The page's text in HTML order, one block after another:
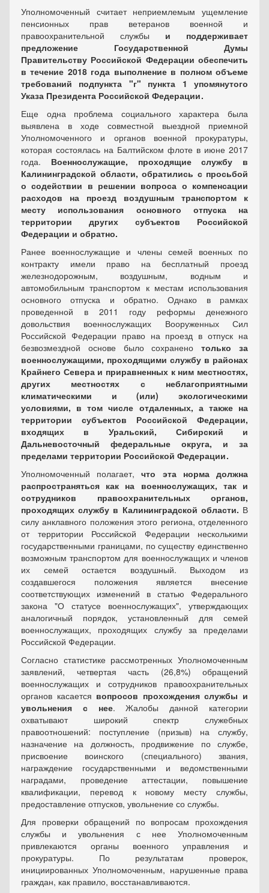
Уполномоченный считает неприемлемым ущемление
пенсионных прав ветеранов военной и
правоохранительной службы и поддерживает
предложение Государственной Думы
Правительству Российской Федерации обеспечить
в течение 2018 года выполнение в полном объеме
требований подпункта "г" пункта 1 упомянутого
Указа Президента Российской Федерации .
Еще одна проблема социального характера была
выявлена в ходе совместной выездной приемной
Уполномоченного и органов военной прокуратуры,
которая состоялась на Балтийском флоте в июне 2017
года. Военнослужащие, проходящие службу в
Калининградской области, обратились с просьбой
о содействии в решении вопроса о компенсации
расходов на проезд воздушным транспортом к
месту использования основного отпуска на
территории других субъектов Российской
Федерации и обратно.
Ранее военнослужащие и члены семей военных по
контракту имели право на бесплатный проезд
железнодорожным, воздушным, водным и
автомобильным транспортом к местам использования
основного отпуска и обратно. Однако в рамках
проведенной в 2011 году реформы денежного
довольствия военнослужащих Вооруженных Сил
Российской Федерации право на проезд в отпуск на
безвозмездной основе было сохраненотолько за
военнослужащими, проходящими службу в районах
Крайнего Севера и приравненных к ним местностях,
других местностях с неблагоприятными
климатическими и (или) экологическими
условиями, в том числе отдаленных, а также на
территории субъектов Российской Федерации,
входящих в Уральский, Сибирский и
Дальневосточный федеральные округа, и за
пределами территории Российской Федерации .
Уполномоченный полагает,что эта норма должна
распространяться как на военнослужащих, так и
сотрудников правоохранительных органов,
проходящих службу в Калининградской области. В
силу анклавного положения этого региона, отделенного
от территории Российской Федерации несколькими
государственными границами, по существу единственно
возможным транспортом для военнослужащих и членов
их семей остается воздушный. Выходом из
создавшегося положения является внесение
соответствующих изменений в статью Федерального
закона "О статусе военнослужащих", утверждающих
аналогичный порядок, установленный для семей
военнослужащих, проходящих службу за пределами
Российской Федерации.
Согласно статистике рассмотренных Уполномоченным
заявлений, четвертая часть (26,8%) обращений
военнослужащих и сотрудников правоохранительных
органов касается вопросов прохождения службы и
увольнения с нее. Жалобы данной категории
охватывают широкий спектр служебных
правоотношений: поступление (призыв) на службу,
назначение на должность, продвижение по службе,
присвоение воинского (специального) звания,
награждение государственными и ведомственными
наградами, проведение аттестации, повышение
квалификации, перевод к новому месту службы,
предоставление отпусков, увольнение со службы.
Для проверки обращений по вопросам прохождения
службы и увольнения с нее Уполномоченным
привлекаются органы военного управления и
прокуратуры. По результатам проверок,
инициированных Уполномоченным, нарушенные права
граждан, как правило, восстанавливаются.